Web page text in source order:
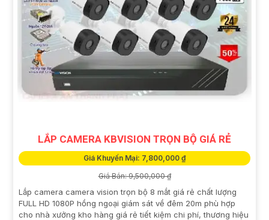
LẮP CAMERA KBVISION TRỌN BỘ GIÁ RẺ
Giá Khuyến Mại: 7,800,000 ₫
Giá Bán: 9,500,000 ₫
Lắp camera camera vision trọn bộ 8 mắt giá rẻ chất lượng
FULL HD 1080P hồng ngoại giám sát về đêm 20m phù hợp
cho nhà xưởng kho hàng giá rẻ tiết kiệm chi phí, thương hiệu